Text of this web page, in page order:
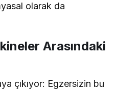
olarak da
Arasındaki
çıkıyor: Egzersizin bu